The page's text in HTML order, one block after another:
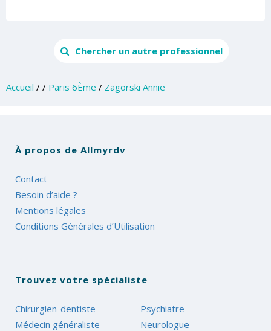
Chercher un autre professionnel
Accueil / / Paris 6Ème / Zagorski Annie
À propos de Allmyrdv
Contact
Besoin d’aide ?
Mentions légales
Conditions Générales d’Utilisation
Trouvez votre spécialiste
Chirurgien-dentiste
Médecin généraliste
Psychiatre
Neurologue